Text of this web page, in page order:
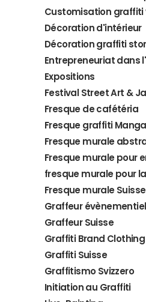
Customisation graffiti
Décoration d'intérieur
Décoration graffiti
Entrepreneuriat dans
Expositions
Festival Street Art &
Fresque de cafétéria
Fresque graffiti Manga
Fresque murale
Fresque murale pour
fresque murale pour
Fresque murale Suisse
Graffeur évènementiel
Graffeur Suisse
Graffiti Brand
Graffiti Suisse
Graffitismo Svizzero
Initiation au Graffiti